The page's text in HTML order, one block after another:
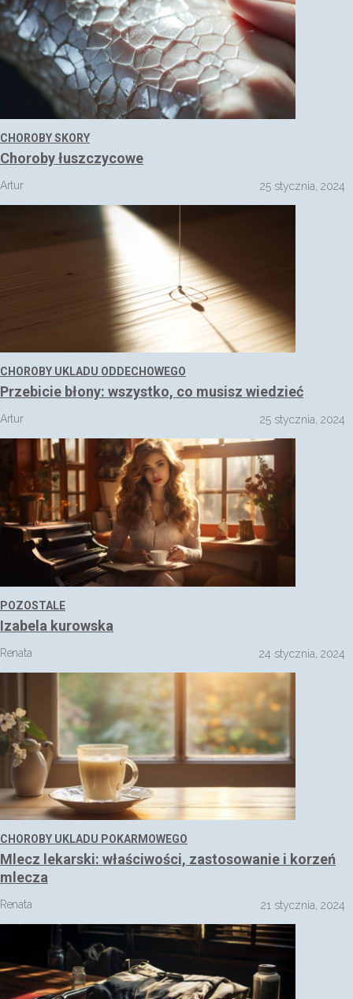
CHOROBY SKORY
Choroby łuszczycowe
Artur 25 stycznia, 2024
CHOROBY UKLADU ODDECHOWEGO
Przebicie błony: wszystko, co musisz wiedzieć
Artur 25 stycznia, 2024
POZOSTALE
Izabela kurowska
Renata 24 stycznia, 2024
CHOROBY UKLADU POKARMOWEGO
Mlecz lekarski: właściwości, zastosowanie i korzeń
mlecza
Renata 21 stycznia, 2024